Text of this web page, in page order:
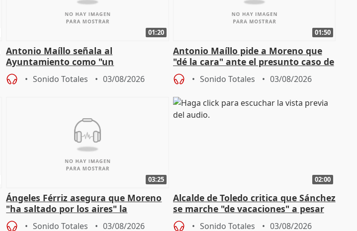
01:20
Antonio Maíllo señala al
Ayuntamiento como "un
especulador más" sobre viviendas de
Jiménez Becerril
Sonido Totales 03/08/2026
01:50
Antonio Maíllo pide a Moreno que
"dé la cara" ante el presunto caso de
acoso del CEO de ADM
Sonido Totales 03/08/2026
03:25
Ángeles Férriz asegura que Moreno
"ha saltado por los aires" la
negociación tras acuerdo con SMA
Sonido Totales 03/08/2026
02:00
Alcalde de Toledo critica que Sánchez
se marche "de vacaciones" a pesar
de la crisis migratoria
Sonido Totales 03/08/2026